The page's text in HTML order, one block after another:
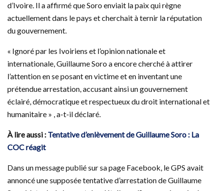
d’Ivoire. Il a affirmé que Soro enviait la paix qui règne
actuellement dans le pays et cherchait à ternir la réputation
du gouvernement.
« Ignoré par les Ivoiriens et l’opinion nationale et
internationale, Guillaume Soro a encore cherché à attirer
l’attention en se posant en victime et en inventant une
prétendue arrestation, accusant ainsi un gouvernement
éclairé, démocratique et respectueux du droit international et
humanitaire » , a-t-il déclaré.
À lire aussi : Tentative d’enlèvement de Guillaume Soro : La
COC réagit
Dans un message publié sur sa page Facebook, le GPS avait
annoncé une supposée tentative d’arrestation de Guillaume